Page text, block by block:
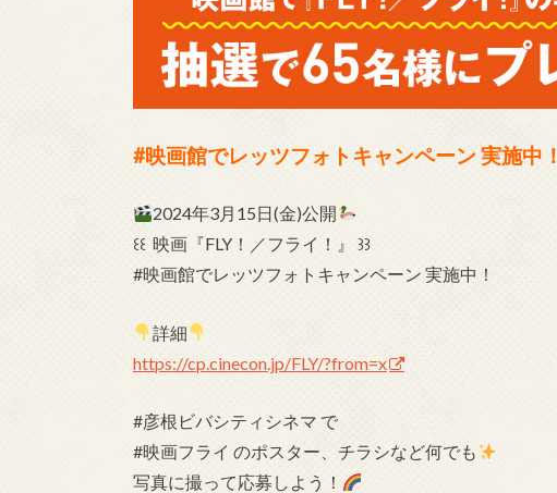
#映画館でレッツフォトキャンペーン 実施中！
2024年3月15日(金)公開
꒰꒰ 映画『FLY！／フライ！』 ꒱꒱
#映画館でレッツフォトキャンペーン 実施中！
詳細
https://cp.cinecon.jp/FLY/?from=x
#彦根ビバシティシネマ で
#映画フライ のポスター、チラシなど何でも
写真に撮って応募しよう！